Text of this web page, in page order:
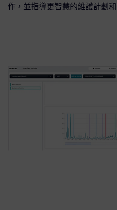
作，並指導更智慧的維護計劃